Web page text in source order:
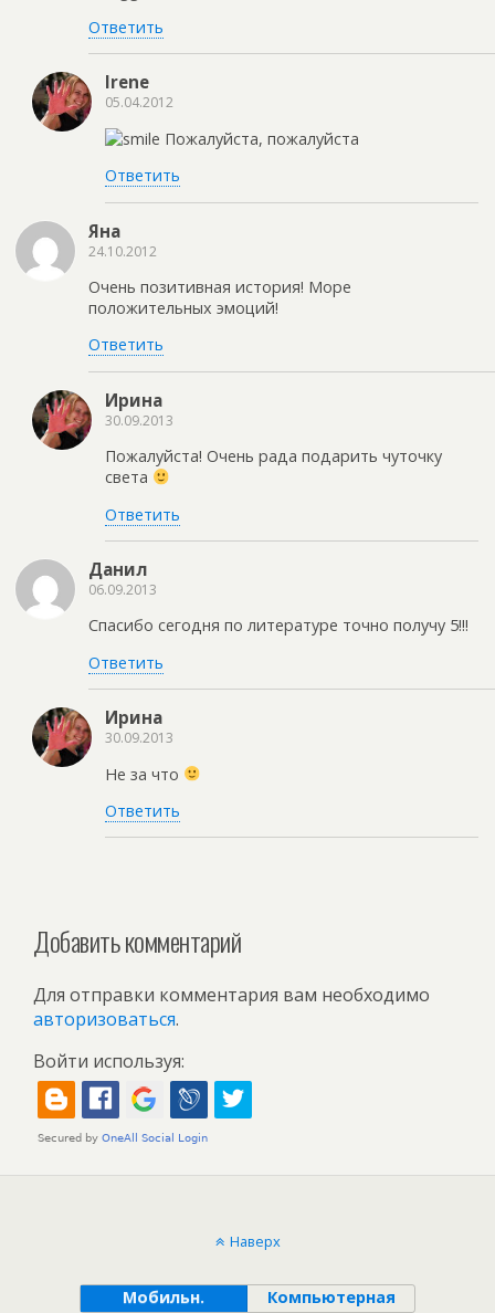
Ответить
Irene
05.04.2012
Пожалуйста, пожалуйста
Ответить
Яна
24.10.2012
Очень позитивная история! Море
положительных эмоций!
Ответить
Ирина
30.09.2013
Пожалуйста! Очень рада подарить чуточку
света
Ответить
Данил
06.09.2013
Спасибо сегодня по литературе точно получу 5!!!
Ответить
Ирина
30.09.2013
Не за что
Ответить
Добавить комментарий
Для отправки комментария вам необходимо
авторизоваться.
Войти используя:
Наверх
Мобильн. Компьютерная